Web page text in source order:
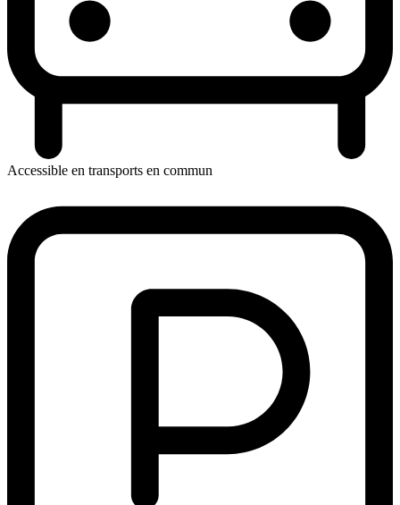
Accessible en transports en commun